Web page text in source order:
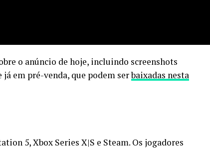
o anúncio de hoje, incluindo screenshots
em pré-venda, que podem serbaixadas nesta
5, Xbox Series X|S e Steam. Os jogadores